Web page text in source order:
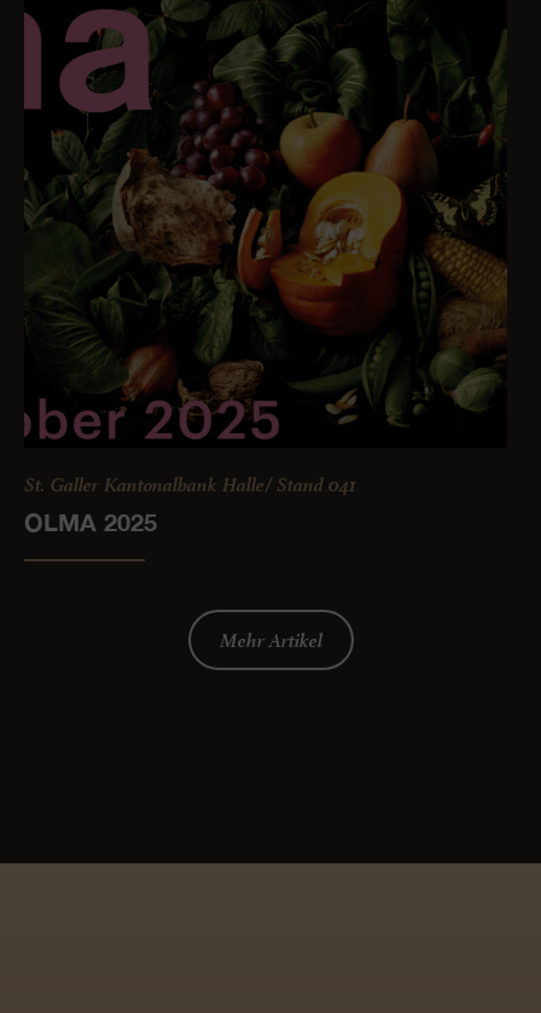
St. Galler Kantonalbank Halle/ Stand 041
OLMA 2025
Mehr Artikel